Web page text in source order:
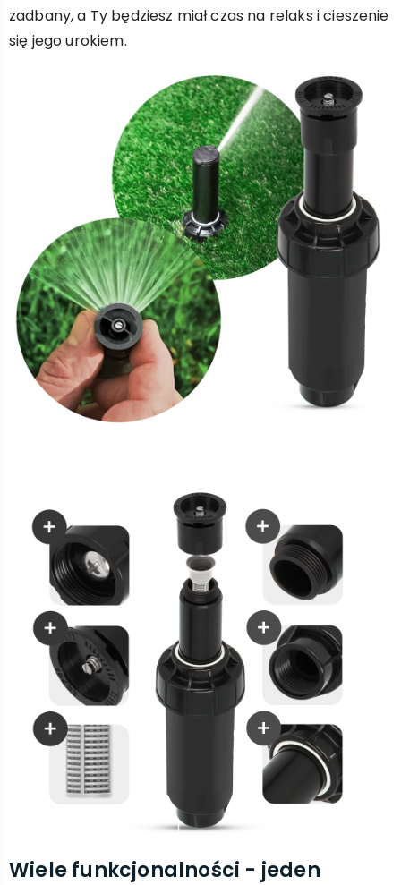
zadbany, a Ty będziesz miał czas na relaks i cieszenie
się jego urokiem.
Wiele funkcjonalności - jeden